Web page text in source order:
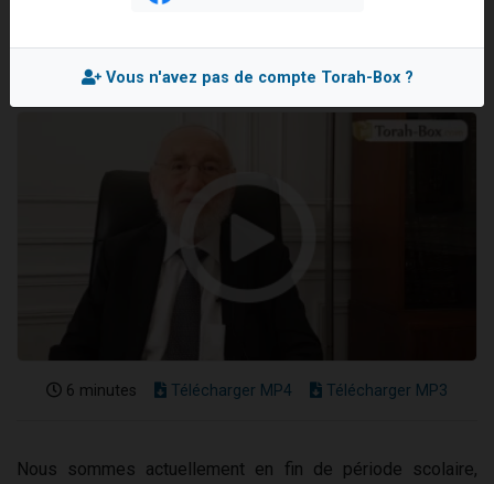
3 personnes viennent de nous rejoindre sur WhatsApp
Il reste 49 places pour étudier en groupe sur Zoom
6 minutes Télécharger MP4 Télécharger MP3
Nous sommes actuellement en fin de période scolaire,
Vous n'avez pas de compte Torah-Box ?